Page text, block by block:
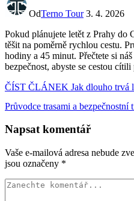
OdTerno Tour 3. 4. 2026
Pokud plánujete letět z Prahy do
těšit na poměrně rychlou cestu.
hodiny a 45 minut. Přečtete si
bezpečnost, abyste se cestou
ČÍST ČLÁNEK Jak dlouho trvá
Průvodce trasami a bezpečnostní
Napsat komentář
Vaše e-mailová adresa nebude
jsou označeny *